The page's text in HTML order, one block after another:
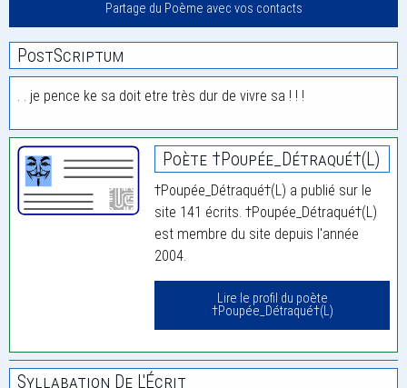
Partage du Poème avec vos contacts
PostScriptum
. . je pence ke sa doit etre très dur de vivre sa ! ! !
Poète †Poupée_Détraqué†(L)
†Poupée_Détraqué†(L) a publié sur le
site 141 écrits. †Poupée_Détraqué†(L)
est membre du site depuis l'année
2004.
Lire le profil du poète
†Poupée_Détraqué†(L)
Syllabation De L'Écrit